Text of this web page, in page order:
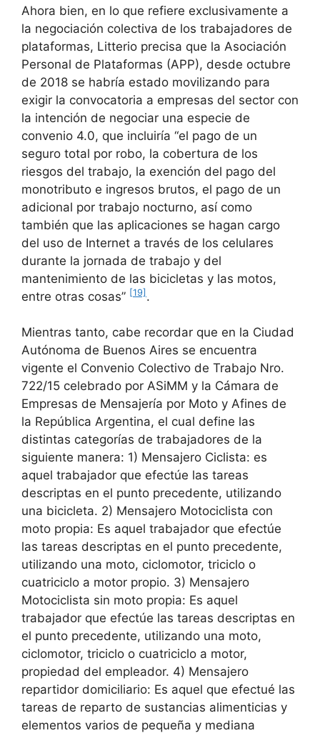
Ahora bien, en lo que refiere exclusivamente a
la negociación colectiva de los trabajadores de
plataformas, Litterio precisa que la Asociación
Personal de Plataformas (APP), desde octubre
de 2018 se habría estado movilizando para
exigir la convocatoria a empresas del sector con
la intención de negociar una especie de
convenio 4.0, que incluiría “el pago de un
seguro total por robo, la cobertura de los
riesgos del trabajo, la exención del pago del
monotributo e ingresos brutos, el pago de un
adicional por trabajo nocturno, así como
también que las aplicaciones se hagan cargo
del uso de Internet a través de los celulares
durante la jornada de trabajo y del
mantenimiento de las bicicletas y las motos,
entre otras cosas” [19] .
Mientras tanto, cabe recordar que en la Ciudad
Autónoma de Buenos Aires se encuentra
vigente el Convenio Colectivo de Trabajo Nro.
722/15 celebrado por ASiMM y la Cámara de
Empresas de Mensajería por Moto y Afines de
la República Argentina, el cual define las
distintas categorías de trabajadores de la
siguiente manera: 1) Mensajero Ciclista: es
aquel trabajador que efectúe las tareas
descriptas en el punto precedente, utilizando
una bicicleta. 2) Mensajero Motociclista con
moto propia: Es aquel trabajador que efectúe
las tareas descriptas en el punto precedente,
utilizando una moto, ciclomotor, triciclo o
cuatriciclo a motor propio. 3) Mensajero
Motociclista sin moto propia: Es aquel
trabajador que efectúe las tareas descriptas en
el punto precedente, utilizando una moto,
ciclomotor, triciclo o cuatriciclo a motor,
propiedad del empleador. 4) Mensajero
repartidor domiciliario: Es aquel que efectué las
tareas de reparto de sustancias alimenticias y
elementos varios de pequeña y mediana